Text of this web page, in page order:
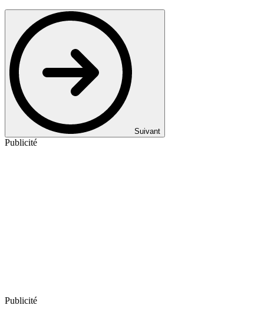
Suivant
Publicité
Publicité